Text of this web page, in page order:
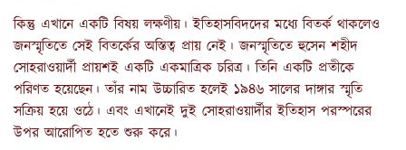
কিন্তু এখানে একটি বিষয় লক্ষণীয়। ইতিহাসবিদদের মধ্যে বিতর্ক থাকলেও
জনস্মৃতিতে সেই বিতর্কের অস্তিত্ব প্রায় নেই। জনস্মৃতিতে হুসেন শহীদ
সোহরাওয়ার্দী প্রায়শই একটি একমাত্রিক চরিত্র। তিনি একটি প্রতীকে
পরিণত হয়েছেন। তাঁর নাম উচ্চারিত হলেই ১৯৪৬ সালের দাঙ্গার স্মৃতি
সক্রিয় হয়ে ওঠে। এবং এখানেই দুই সোহরাওয়ার্দীর ইতিহাস পরস্পরের
উপর আরোপিত হতে শুরু করে।